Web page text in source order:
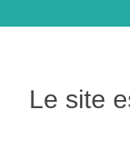
Le site